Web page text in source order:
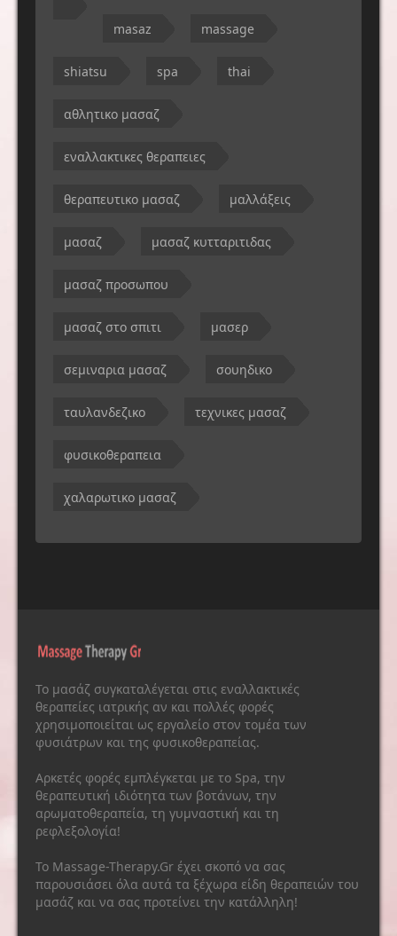
masaz massage
shiatsu spa thai
αθλητικο μασαζ
εναλλακτικες θεραπειες
θεραπευτικο μασαζ μαλλάξεις
μασαζ μασαζ κυτταριτιδας
μασαζ προσωπου
μασαζ στο σπιτι μασερ
σεμιναρια μασαζ σουηδικο
ταυλανδεζικο τεχνικες μασαζ
φυσικοθεραπεια
χαλαρωτικο μασαζ
Το μασάζ συγκαταλέγεται στις εναλλακτικές
θεραπείες ιατρικής αν και πολλές φορές
χρησιμοποιείται ως εργαλείο στον τομέα των
φυσιάτρων και της φυσικοθεραπείας.
Αρκετές φορές εμπλέγκεται με το Spa, την
θεραπευτική ιδιότητα των βοτάνων, την
αρωματοθεραπεία, τη γυμναστική και τη
ρεφλεξολογία!
Το Massage-Therapy.Gr έχει σκοπό να σας
παρουσιάσει όλα αυτά τα ξέχωρα είδη θεραπειών του
μασάζ και να σας προτείνει την κατάλληλη!